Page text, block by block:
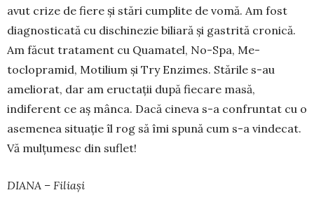
avut crize de fiere și stări cum­plite de vomă. Am fost
diagnosticată cu dischinezie bi­lia­ră și gastrită cro­nică.
Am făcut tratament cu Qua­matel, No-Spa, Me­
toclopramid, Moti­lium și Try En­zi­mes. Stările s-au
ameliorat, dar am eructații după fiecare masă,
indiferent ce aș mânca. Dacă cineva s-a confruntat cu o
asemenea situație îl rog să îmi spună cum s-a vindecat.
Vă mulțumesc din suflet!
DIANA – Filiași